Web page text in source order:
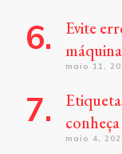
Evite
maio 11,
maio 4,